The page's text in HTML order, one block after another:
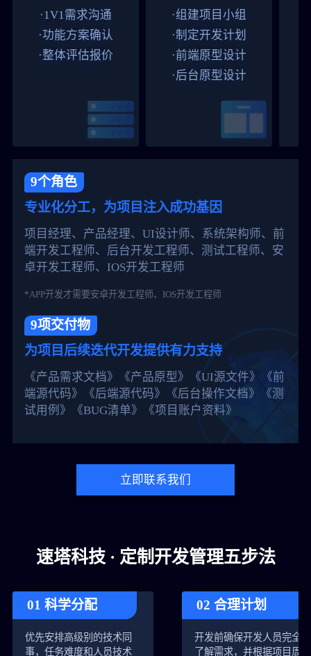
·1V1需求沟通
·功能方案确认
·整体评估报价
·组建项目小组
·制定开发计划
·前端原型设计
·后台原型设计
9个角色
专业化分工，为项目注入成功基因
项目经理、产品经理、UI设计师、系统架构师、前
端开发工程师、后台开发工程师、测试工程师、安
卓开发工程师、IOS开发工程师
*APP开发才需要安卓开发工程师、IOS开发工程师
9项交付物
为项目后续迭代开发提供有力支持
《产品需求文档》《产品原型》《UI源文件》《前
端源代码》《后端源代码》《后台操作文档》《测
试用例》《BUG清单》《项目账户资料》
立即联系我们
速塔科技 · 定制开发管理五步法
01 科学分配
优先安排高级别的技术同
事，任务难度和人员技术
02 合理计划
开发前确保开发人员完全
了解需求，并根据项目周